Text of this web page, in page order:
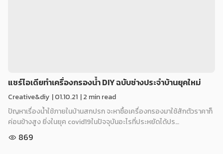
แชร์ไอเดียทำเครื่องกรองน้ำ DIY ฉบับช่างประจำบ้านยุคใหม่
Creative&diy |01.10.21 | 2 min read
ปัญหาเรื่องน้ำใช้ภายในบ้านสกปรก จะหาซื้อเครื่องกรองมาใช้สักตัวราคาก็
ค่อนข้างสูง ยิ่งในยุค covid19ในปัจจุบันอะไรที่ประหยัดได้ปร…
869